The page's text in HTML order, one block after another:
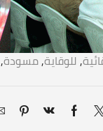
, للوقاية,مسودة,